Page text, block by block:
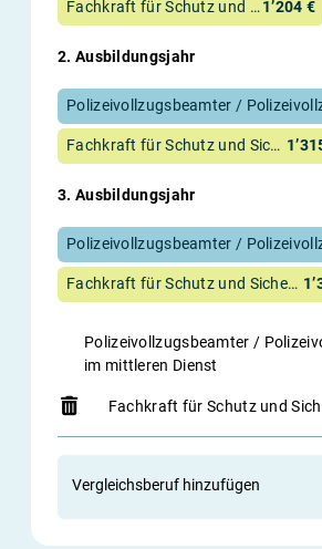
Fachkraft für Schutz und Sicherheit 1’204 €
2. Ausbildungsjahr
Fachkraft für Schutz und Sicherheit
3. Ausbildungsjahr
Fachkraft für Schutz und Sicherheit
Polizeivollzugsbeamter /
im mittleren Dienst
Fachkraft für Schutz und
Vergleichsberuf hinzufügen